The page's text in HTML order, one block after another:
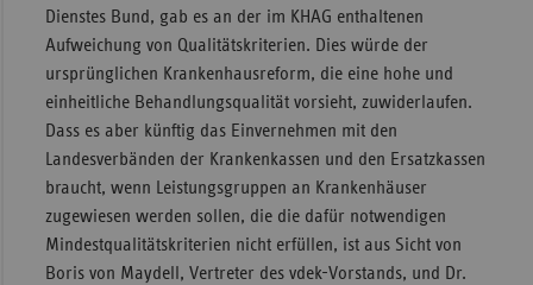
Dienstes Bund, gab es an der im KHAG enthaltenen
Aufweichung von Qualitätskriterien. Dies würde der
ursprünglichen Krankenhausreform, die eine hohe und
einheitliche Behandlungsqualität vorsieht, zuwiderlaufen.
Dass es aber künftig das Einvernehmen mit den
Landesverbänden der Krankenkassen und den Ersatzkassen
braucht, wenn Leistungsgruppen an Krankenhäuser
zugewiesen werden sollen, die die dafür notwendigen
Mindestqualitätskriterien nicht erfüllen, ist aus Sicht von
Boris von Maydell, Vertreter des vdek-Vorstands, und Dr.